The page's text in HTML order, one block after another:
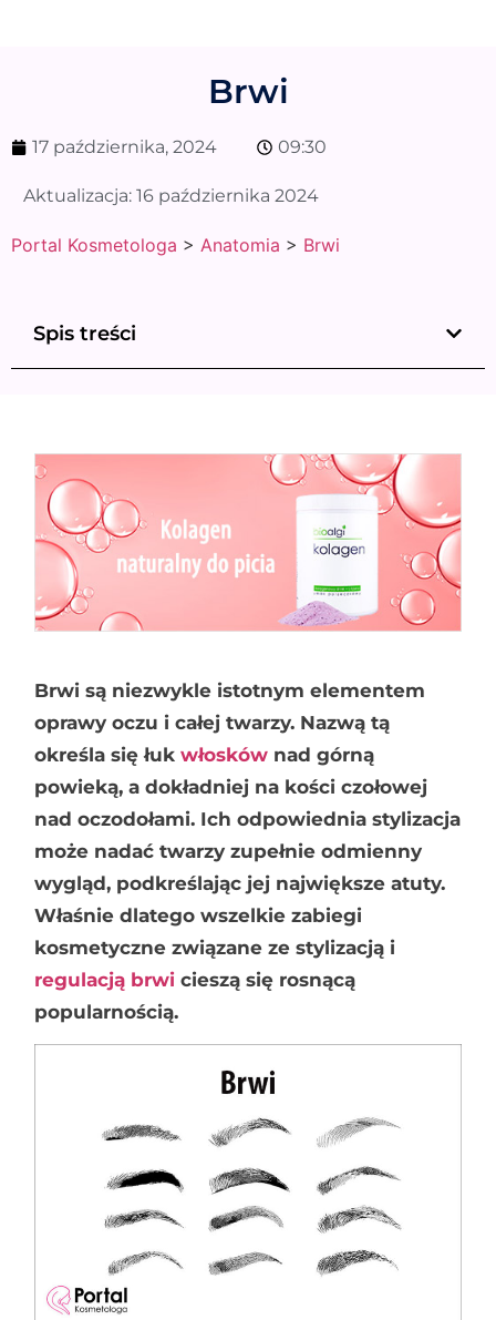
Brwi
17 października, 2024 09:30
Aktualizacja: 16 października 2024
Portal Kosmetologa > Anatomia > Brwi
Spis treści
Brwi są niezwykle istotnym elementem
oprawy oczu i całej twarzy. Nazwą tą
określa się łukwłosków nad górną
powieką, a dokładniej na kości czołowej
nad oczodołami. Ich odpowiednia stylizacja
może nadać twarzy zupełnie odmienny
wygląd, podkreślając jej największe atuty.
Właśnie dlatego wszelkie zabiegi
kosmetyczne związane ze stylizacją i
regulacją brwi cieszą się rosnącą
popularnością.